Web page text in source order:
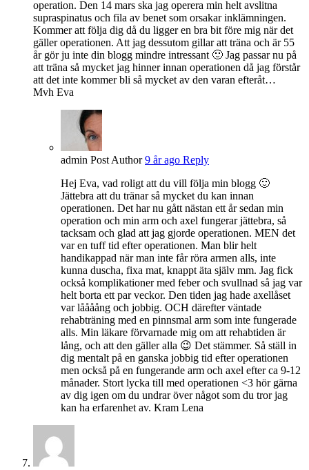
operation. Den 14 mars ska jag operera min helt avslitna
supraspinatus och fila av benet som orsakar inklämningen.
Kommer att följa dig då du ligger en bra bit före mig när det
gäller operationen. Att jag dessutom gillar att träna och är 55
år gör ju inte din blogg mindre intressant 🙂 Jag passar nu på
att träna så mycket jag hinner innan operationen då jag förstår
att det inte kommer bli så mycket av den varan efteråt…
Mvh Eva
admin Post Author 9 år ago Reply
Hej Eva, vad roligt att du vill följa min blogg 🙂
Jättebra att du tränar så mycket du kan innan
operationen. Det har nu gått nästan ett år sedan min
operation och min arm och axel fungerar jättebra, så
tacksam och glad att jag gjorde operationen. MEN det
var en tuff tid efter operationen. Man blir helt
handikappad när man inte får röra armen alls, inte
kunna duscha, fixa mat, knappt äta själv mm. Jag fick
också komplikationer med feber och svullnad så jag var
helt borta ett par veckor. Den tiden jag hade axellåset
var låååång och jobbig. OCH därefter väntade
rehabträning med en pinnsmal arm som inte fungerade
alls. Min läkare förvarnade mig om att rehabtiden är
lång, och att den gäller alla 😉 Det stämmer. Så ställ in
dig mentalt på en ganska jobbig tid efter operationen
men också på en fungerande arm och axel efter ca 9-12
månader. Stort lycka till med operationen <3 hör gärna
av dig igen om du undrar över något som du tror jag
kan ha erfarenhet av. Kram Lena